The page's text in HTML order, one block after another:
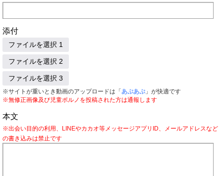
添付
ファイルを選択 1
ファイルを選択 2
ファイルを選択 3
※サイトが重いとき動画のアップロードは「 あぷあぷ 」が快適です
※無修正画像及び児童ポルノを投稿された方は通報します
本文
※出会い目的の利用、LINEやカカオ等メッセージアプリID、メールアドレスなど
の書き込みは禁止です